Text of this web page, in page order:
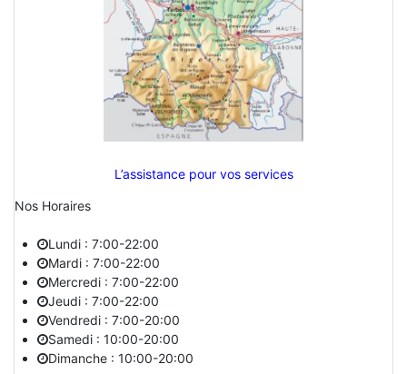
L’assistance pour vos services
Nos Horaires
Lundi : 7:00-22:00
Mardi : 7:00-22:00
Mercredi : 7:00-22:00
Jeudi : 7:00-22:00
Vendredi : 7:00-20:00
Samedi : 10:00-20:00
Dimanche : 10:00-20:00